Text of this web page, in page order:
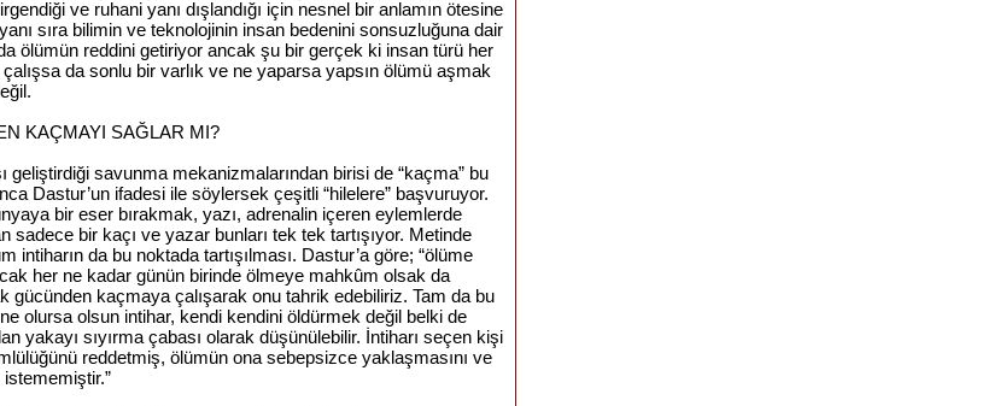
ve ruhani yanı dışlandığı için nesnel bir anlamın ötesine
sıra bilimin ve teknolojinin insan bedenini sonsuzluğuna dair
ölümün reddini getiriyor ancak şu bir gerçek ki insan türü her
da sonlu bir varlık ve ne yaparsa yapsın ölümü aşmak
KAÇMAYI SAĞLAR MI?
geliştirdiği savunma mekanizmalarından birisi de “kaçma” bu
Dastur’un ifadesi ile söylersek çeşitli “hilelere” başvuruyor.
bir eser bırakmak, yazı, adrenalin içeren eylemlerde
sadece bir kaçı ve yazar bunları tek tek tartışıyor. Metinde
intiharın da bu noktada tartışılması. Dastur’a göre; “ölüme
her ne kadar günün birinde ölmeye mahkûm olsak da
gücünden kaçmaya çalışarak onu tahrik edebiliriz. Tam da bu
olursa olsun intihar, kendi kendini öldürmek değil belki de
yakayı sıyırma çabası olarak düşünülebilir. İntiharı seçen kişi
reddetmiş, ölümün ona sebepsizce yaklaşmasını ve
istememiştir.”